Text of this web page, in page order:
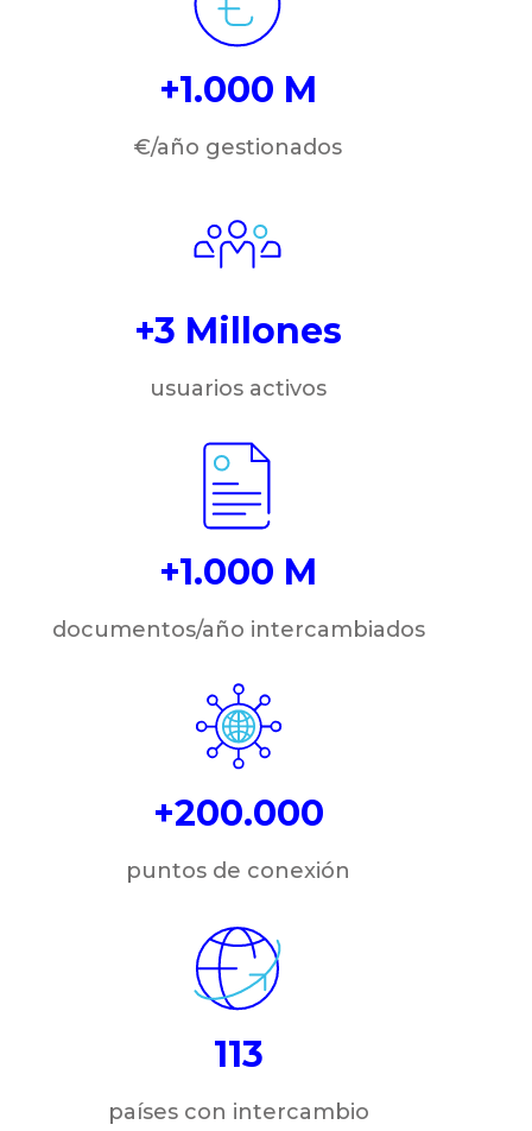
+1.000 M
€/año gestionados
+3 Millones
usuarios activos
+1.000 M
documentos/año intercambiados
+200.000
puntos de conexión
113
países con intercambio